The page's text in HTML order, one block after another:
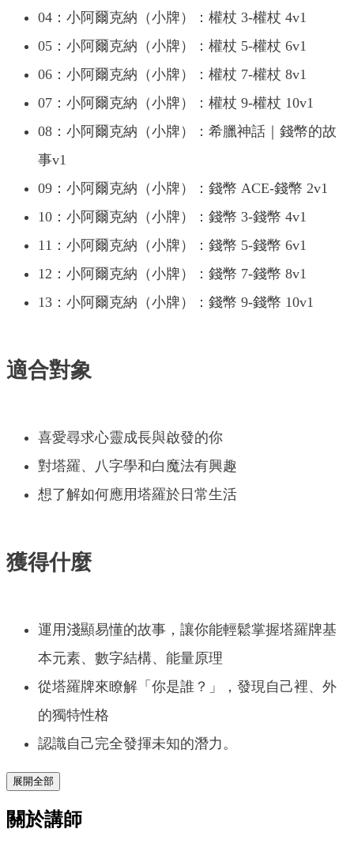
04：小阿爾克納（小牌）：權杖 3-權杖 4v1
05：小阿爾克納（小牌）：權杖 5-權杖 6v1
06：小阿爾克納（小牌）：權杖 7-權杖 8v1
07：小阿爾克納（小牌）：權杖 9-權杖 10v1
08：小阿爾克納（小牌）：希臘神話｜錢幣的故
事v1
09：小阿爾克納（小牌）：錢幣 ACE-錢幣 2v1
10：小阿爾克納（小牌）：錢幣 3-錢幣 4v1
11：小阿爾克納（小牌）：錢幣 5-錢幣 6v1
12：小阿爾克納（小牌）：錢幣 7-錢幣 8v1
13：小阿爾克納（小牌）：錢幣 9-錢幣 10v1
適合對象
喜愛尋求心靈成長與啟發的你
對塔羅、八字學和白魔法有興趣
想了解如何應用塔羅於日常生活
獲得什麼
運用淺顯易懂的故事，讓你能輕鬆掌握塔羅牌基
本元素、數字結構、能量原理
從塔羅牌來瞭解「你是誰？」，發現自己裡、外
的獨特性格
認識自己完全發揮未知的潛力。
展開全部
關於講師